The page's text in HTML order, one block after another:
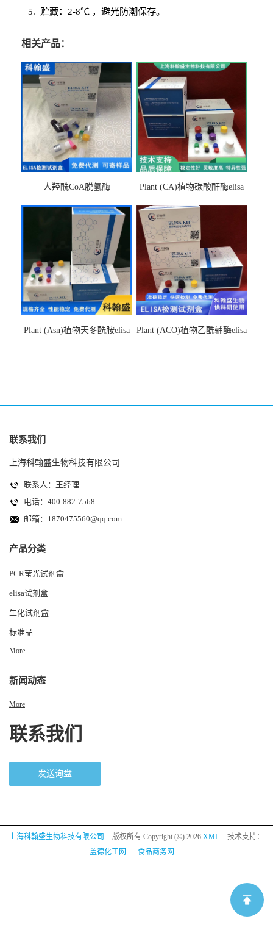
5. 贮藏：2-8℃ ，避光防潮保存。
相关产品：
人羟酰CoA脱氢酶
Plant (CA)植物碳酸酐酶elisa
Plant (Asn)植物天冬酰胺elisa
Plant (ACO)植物乙酰辅酶elisa
联系我们
上海科翰盛生物科技有限公司
联系人：王经理
电话：400-882-7568
邮箱： 1870475560@qq.com
产品分类
PCR莹光试剂盒
elisa试剂盒
生化试剂盒
标准品
More
新闻动态
More
联系我们
发送询盘
上海科翰盛生物科技有限公司 版权所有 Copyright (©) 2026 XML
技术支持：
盖德化工网
食品商务网